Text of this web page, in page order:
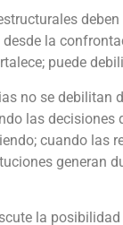
deben
la
puede
no se debilitan
las decisiones
cuando las
generan
la